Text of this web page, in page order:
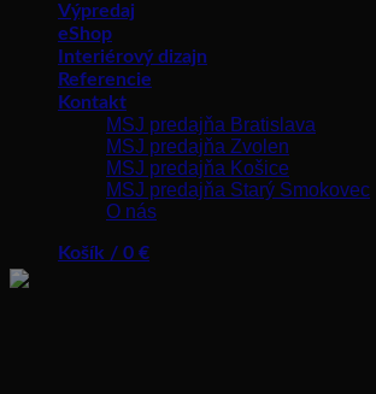
Výpredaj
eShop
Interiérový dizajn
Referencie
Kontakt
MSJ predajňa Bratislava
MSJ predajňa Zvolen
MSJ predajňa Košice
MSJ predajňa Starý Smokovec
O nás
Košík / 0 €